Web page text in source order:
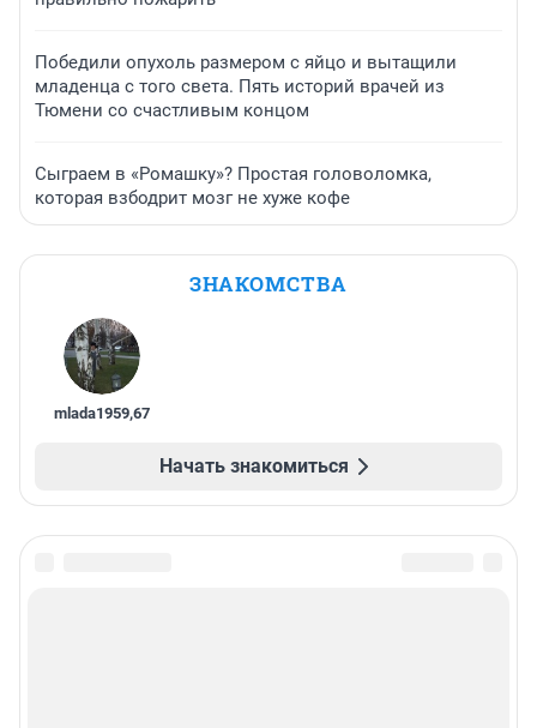
Победили опухоль размером с яйцо и вытащили
младенца с того света. Пять историй врачей из
Тюмени со счастливым концом
Сыграем в «Ромашку»? Простая головоломка,
которая взбодрит мозг не хуже кофе
ЗНАКОМСТВА
mlada1959,67
Начать знакомиться